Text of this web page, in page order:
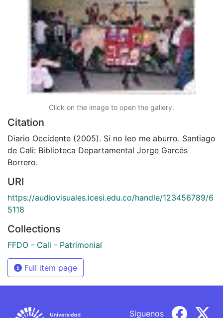
Click on the image to open the gallery.
Citation
Diario Occidente (2005). Si no leo me aburro. Santiago
de Cali: Biblioteca Departamental Jorge Garcés
Borrero.
URI
https://audiovisuales.icesi.edu.co/handle/123456789/6
5118
Collections
FFDO - Cali - Patrimonial
Full item page
Síguenos